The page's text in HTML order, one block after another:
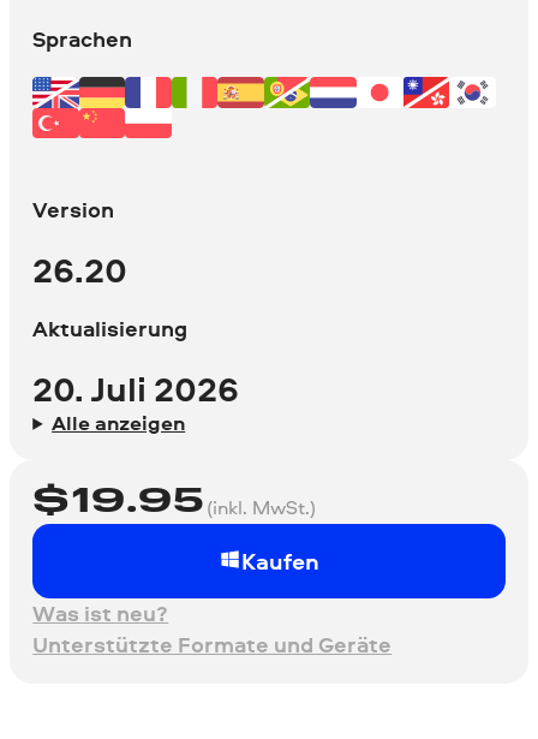
Sprachen
Version
26.20
Aktualisierung
20. Juli 2026
Alle anzeigen
Kaufen
$19.95(inkl. MwSt.)
Was ist neu?
Unterstützte Formate und Geräte